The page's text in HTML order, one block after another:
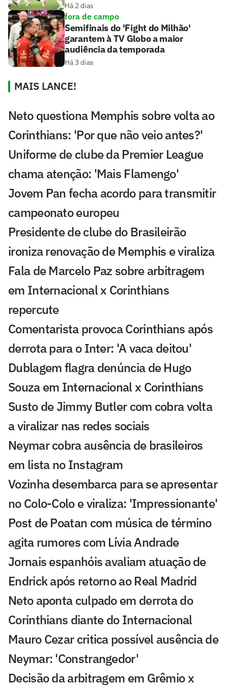
Há 2 dias
fora de campo
Semifinais do 'Fight do Milhão'
garantem à TV Globo a maior
audiência da temporada
Há 3 dias
MAIS LANCE!
Neto questiona Memphis sobre volta ao
Corinthians: 'Por que não veio antes?'
Uniforme de clube da Premier League
chama atenção: 'Mais Flamengo'
Jovem Pan fecha acordo para transmitir
campeonato europeu
Presidente de clube do Brasileirão
ironiza renovação de Memphis e viraliza
Fala de Marcelo Paz sobre arbitragem
em Internacional x Corinthians
repercute
Comentarista provoca Corinthians após
derrota para o Inter: 'A vaca deitou'
Dublagem flagra denúncia de Hugo
Souza em Internacional x Corinthians
Susto de Jimmy Butler com cobra volta
a viralizar nas redes sociais
Neymar cobra ausência de brasileiros
em lista no Instagram
Vozinha desembarca para se apresentar
no Colo-Colo e viraliza: 'Impressionante'
Post de Poatan com música de término
agita rumores com Lívia Andrade
Jornais espanhóis avaliam atuação de
Endrick após retorno ao Real Madrid
Neto aponta culpado em derrota do
Corinthians diante do Internacional
Mauro Cezar critica possível ausência de
Neymar: 'Constrangedor'
Decisão da arbitragem em Grêmio x